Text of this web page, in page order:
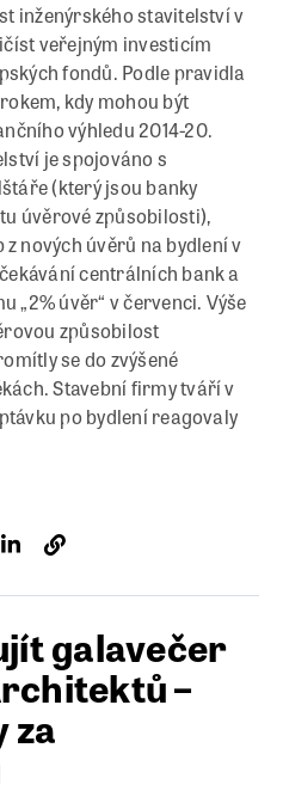
inženýrského stavitelství v
veřejným investicím
fondů. Podle pravidla
kdy mohou být
výhledu 2014-20.
je spojováno s
(který jsou banky
úvěrové způsobilosti),
nových úvěrů na bydlení v
centrálních bank a
„2% úvěr“ v červenci. Výše
způsobilost
se do zvýšené
Stavební firmy tváří v
po bydlení reagovaly
galavečer
–
za